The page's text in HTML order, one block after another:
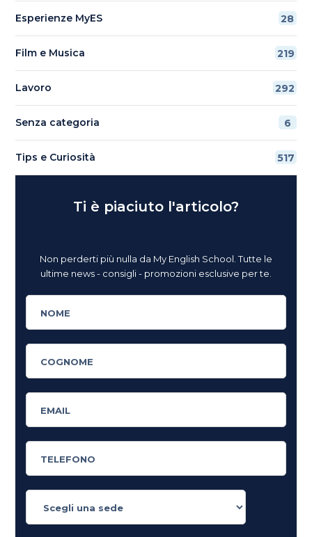
Esperienze MyES 28
Film e Musica 219
Lavoro 292
Senza categoria 6
Tips e Curiosità 517
Ti è piaciuto l'articolo?
Non perderti più nulla da My English School. Tutte le
ultime news - consigli - promozioni esclusive per te.